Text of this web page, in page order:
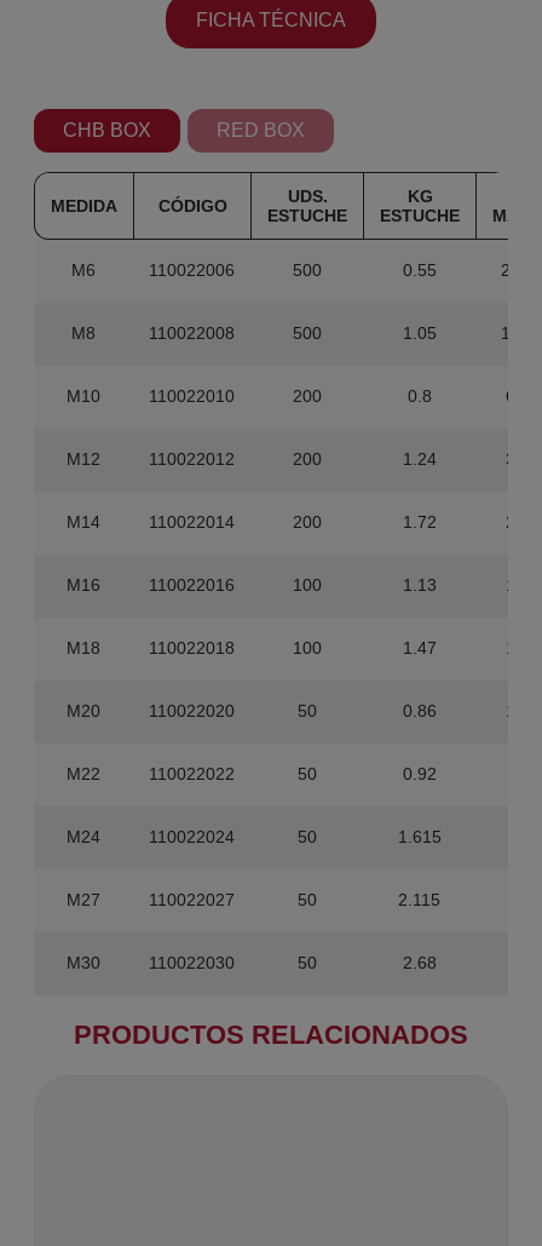
FICHA TÉCNICA
CHB BOX RED BOX
MEDIDA CÓDIGO
UDS.
ESTUCHE
KG
ESTUCHE
M6 110022006 500 0.55
M8 110022008 500 1.05
M10 110022010 200 0.8
M12 110022012 200 1.24
M14 110022014 200 1.72
M16 110022016 100 1.13
M18 110022018 100 1.47
M20 110022020 50 0.86
M22 110022022 50 0.92
M24 110022024 50 1.615
M27 110022027 50 2.115
M30 110022030 50 2.68
PRODUCTOS RELACIONADOS